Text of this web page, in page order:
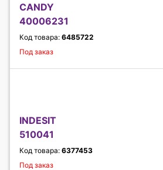
CANDY
40006231
Код товара: 6485722
Под заказ
INDESIT
510041
Код товара: 6377453
Под заказ